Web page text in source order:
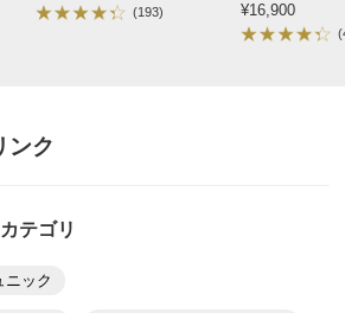
16 17
3
い出来ます。（洗濯機は使用できません）
地がとても軽くて涼しい。
贅沢でシルエットがとても美しいで
用されてます。
(193) ¥16,900
ンク
テゴリ
ニック